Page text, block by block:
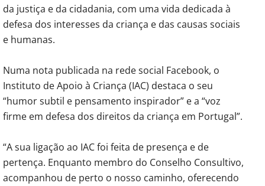
da justiça e da cidadania, com uma vida dedicada à
defesa dos interesses da criança e das causas sociais
e humanas.
Numa nota publicada na rede social Facebook, o
Instituto de Apoio à Criança (IAC) destaca o seu
“humor subtil e pensamento inspirador” e a “voz
firme em defesa dos direitos da criança em Portugal”.⁠
“A sua ligação ao IAC foi feita de presença e de
pertença. Enquanto membro do Conselho Consultivo,
acompanhou de perto o nosso caminho, oferecendo